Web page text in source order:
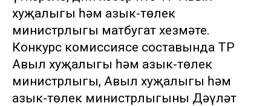
хуҗалыгы һәм азык-төлек
министрлыгы матбугат хезмәте.
Конкурс комиссиясе составында ТР
Авыл хуҗалыгы һәм азык-төлек
министрлыгы, Авыл хуҗалыгы һәм
азык-төлек министрлыгының Дәүләт